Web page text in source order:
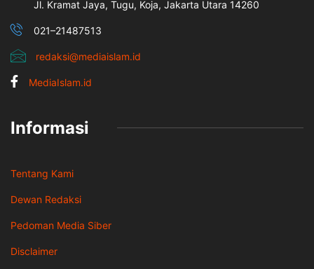
Jl. Kramat Jaya, Tugu, Koja, Jakarta Utara 14260
021–21487513
redaksi@mediaislam.id
MediaIslam.id
Informasi
Tentang Kami
Dewan Redaksi
Pedoman Media Siber
Disclaimer